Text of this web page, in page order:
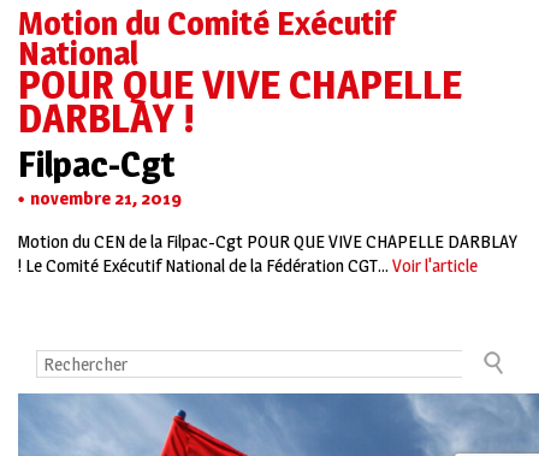
Motion du Comité Exécutif
National
POUR QUE VIVE CHAPELLE
DARBLAY !
Filpac-Cgt
novembre 21, 2019
Motion du CEN de la Filpac-Cgt POUR QUE VIVE CHAPELLE DARBLAY
! Le Comité Exécutif National de la Fédération CGT... Voir l'article
Mentions légales
La CGT